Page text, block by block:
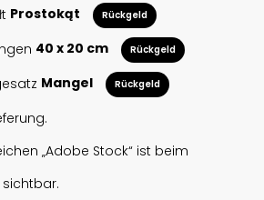
Prostokąt Rückgeld
40 x 20 cm Rückgeld
Mangel Rückgeld
„Adobe Stock“ ist beim